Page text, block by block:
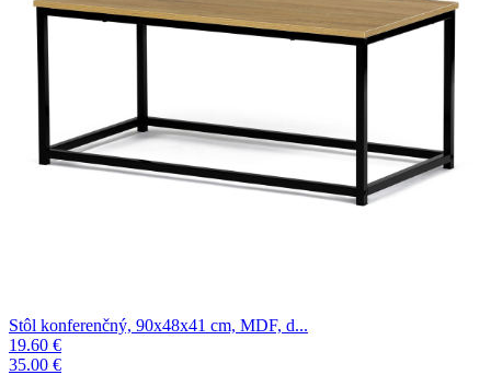
Stôl konferenčný, 90x48x41 cm, MDF, d...
19.60 €
35.00 €